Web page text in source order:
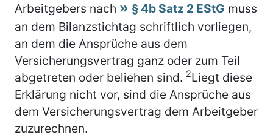
Arbeitgebers nach
§ 4b Satz 2 EStG muss
an dem Bilanzstichtag schriftlich vorliegen,
an dem die Ansprüche aus dem
Versicherungsvertrag ganz oder zum Teil
abgetreten oder beliehen sind. 2Liegt diese
Erklärung nicht vor, sind die Ansprüche aus
dem Versicherungsvertrag dem Arbeitgeber
zuzurechnen.